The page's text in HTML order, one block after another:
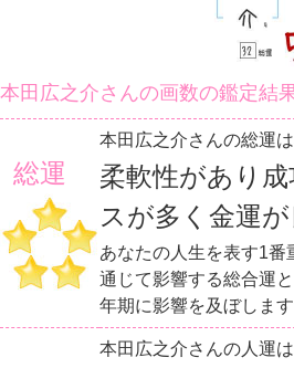
本田広之介さんの画数の鑑定結
総運
本田広之介さんの総運
柔軟性があり
スが多く金運が
あなたの人生を表す1番
通じて影響する総合運
年期に影響を及ぼします
本田広之介さんの人運